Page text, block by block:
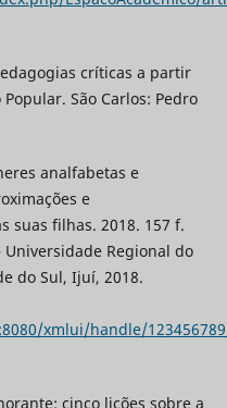
críticas a partir
São Carlos: Pedro
analfabetas e
e
suas filhas. 2018. 157 f.
Universidade Regional do
do Sul, Ijuí, 2018.
xmlui/handle/
cinco lições sobre a